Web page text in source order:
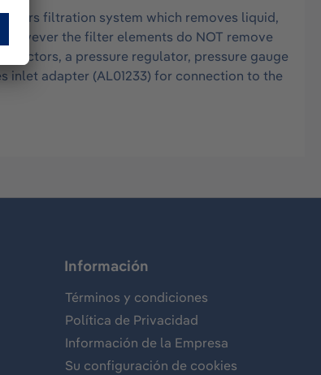
filtration system which removes liquid,
the filter elements do NOT remove
a pressure regulator, pressure gauge
adapter (AL01233) for connection to the
Información
Términos y condiciones
Política de Privacidad
Información de la Empresa
Su configuración de cookies